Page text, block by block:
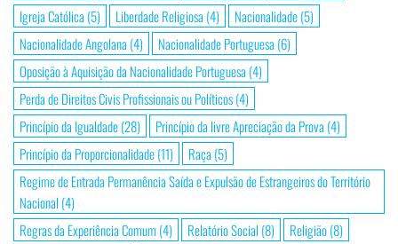
Igreja Católica (5) Liberdade Religiosa (4) Nacionalidade(5)
Nacionalidade Angolana (4) Nacionalidade Portuguesa (6)
Oposição à Aquisição da Nacionalidade Portuguesa (4)
Perda de Direitos Civis Profissionais ou Políticos(4)
Princípio da Igualdade(28) Princípio da livre Apreciação da Prova (4)
Princípio da Proporcionalidade(11) Raça (5)
Regime de Entrada Permanência Saída e Expulsão de Estrangeiros do Território
Nacional (4)
Regras da Experiência Comum (4) Relatório Social (8) Religião(8)